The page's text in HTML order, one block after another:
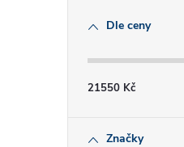
Dle ceny
21550 Kč
Značky